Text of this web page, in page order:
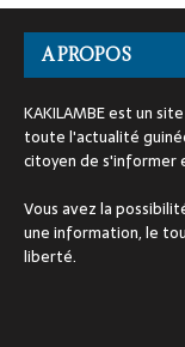
A PROPOS
KAKILAMBE est un
toute l'actualité
citoyen de s'informer
Vous avez la
une information, le
liberté.